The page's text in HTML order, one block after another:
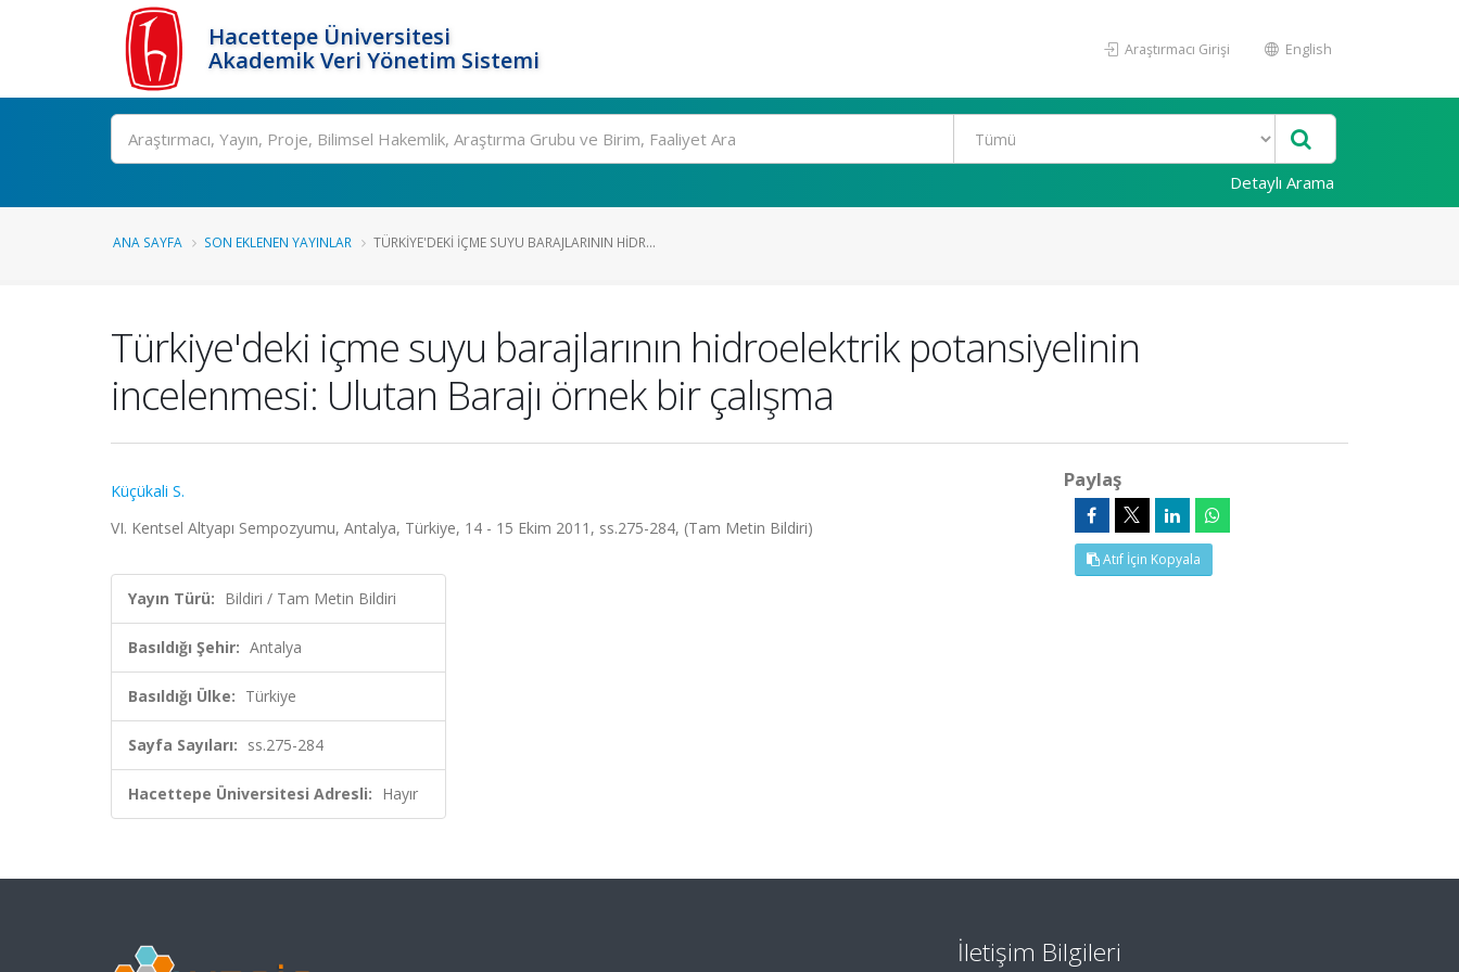
Hacettepe Üniversitesi
Akademik Veri Yönetim Sistemi
Araştırmacı Girişi English
Ara
Detaylı Arama
ANA SAYFA SON EKLENEN YAYINLAR TÜRKIYE'DEKI IÇME SUYU BARAJLARININ HIDR...
Türkiye'deki içme suyu barajlarının hidroelektrik potansiyelinin
incelenmesi: Ulutan Barajı örnek bir çalışma
Küçükali S.
VI. Kentsel Altyapı Sempozyumu, Antalya, Türkiye, 14 - 15 Ekim 2011, ss.275-284, (Tam Metin Bildiri)
Yayın Türü: Bildiri / Tam Metin Bildiri
Basıldığı Şehir: Antalya
Basıldığı Ülke: Türkiye
Sayfa Sayıları: ss.275-284
Hacettepe Üniversitesi Adresli: Hayır
Paylaş
Atıf İçin Kopyala
İletişim Bilgileri